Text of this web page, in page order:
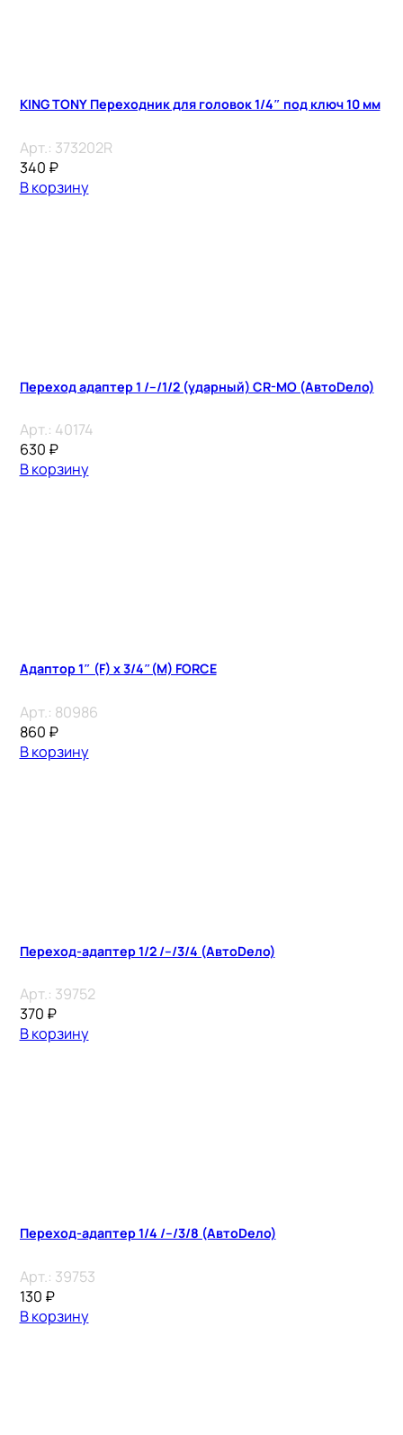
KING TONY Переходник для головок 1/4″ под ключ 10 мм
Арт.: 373202R
340 ₽
В корзину
Переход адаптер 1 /–/1/2 (ударный) CR-MO (АвтоDело)
Арт.: 40174
630 ₽
В корзину
Адаптор 1″ (F) x 3/4″(M) FORCE
Арт.: 80986
860 ₽
В корзину
Переход-адаптер 1/2 /–/3/4 (АвтоDело)
Арт.: 39752
370 ₽
В корзину
Переход-адаптер 1/4 /–/3/8 (АвтоDело)
Арт.: 39753
130 ₽
В корзину